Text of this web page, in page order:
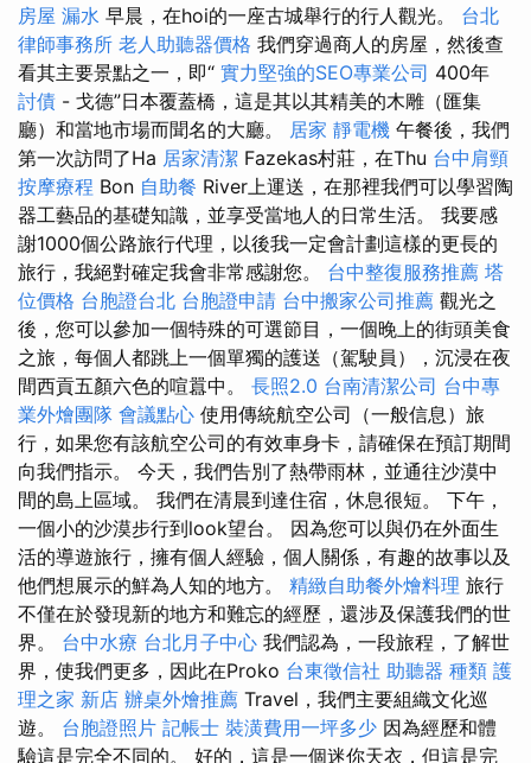
房屋 漏水 早晨，在hoi的一座古城舉行的行人觀光。 台北
律師事務所 老人助聽器價格 我們穿過商人的房屋，然後查
看其主要景點之一，即“ 實力堅強的SEO專業公司 400年
討債 - 戈德”日本覆蓋橋，這是其以其精美的木雕（匯集
廳）和當地市場而聞名的大廳。 居家 靜電機 午餐後，我們
第一次訪問了Ha 居家清潔 Fazekas村莊，在Thu 台中肩頸
按摩療程 Bon 自助餐 River上運送，在那裡我們可以學習陶
器工藝品的基礎知識，並享受當地人的日常生活。 我要感
謝1000個公路旅行代理，以後我一定會計劃這樣的更長的
旅行，我絕對確定我會非常感謝您。 台中整復服務推薦 塔
位價格 台胞證台北 台胞證申請 台中搬家公司推薦 觀光之
後，您可以參加一個特殊的可選節目，一個晚上的街頭美食
之旅，每個人都跳上一個單獨的護送（駕駛員），沉浸在夜
間西貢五顏六色的喧囂中。 長照2.0 台南清潔公司 台中專
業外燴團隊 會議點心 使用傳統航空公司（一般信息）旅
行，如果您有該航空公司的有效車身卡，請確保在預訂期間
向我們指示。 今天，我們告別了熱帶雨林，並通往沙漠中
間的島上區域。 我們在清晨到達住宿，休息很短。 下午，
一個小的沙漠步行到look望台。 因為您可以與仍在外面生
活的導遊旅行，擁有個人經驗，個人關係，有趣的故事以及
他們想展示的鮮為人知的地方。 精緻自助餐外燴料理 旅行
不僅在於發現新的地方和難忘的經歷，還涉及保護我們的世
界。 台中水療 台北月子中心 我們認為，一段旅程，了解世
界，使我們更多，因此在Proko 台東徵信社 助聽器 種類 護
理之家 新店 辦桌外燴推薦 Travel，我們主要組織文化巡
遊。 台胞證照片 記帳士 裝潢費用一坪多少 因為經歷和體
驗這是完全不同的。 好的，這是一個迷你天衣，但這是完